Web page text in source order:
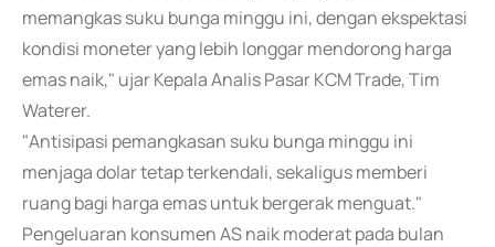
memangkas suku bunga minggu ini, dengan ekspektasi
kondisi moneter yang lebih longgar mendorong harga
emas naik," ujar Kepala Analis Pasar KCM Trade, Tim
Waterer.
"Antisipasi pemangkasan suku bunga minggu ini
menjaga dolar tetap terkendali, sekaligus memberi
ruang bagi harga emas untuk bergerak menguat."
Pengeluaran konsumen AS naik moderat pada bulan